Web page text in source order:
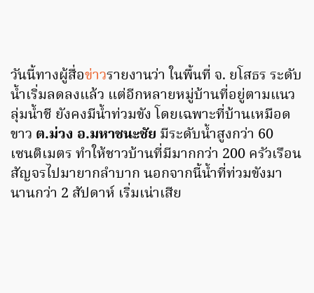
วันนี้ทางผู้สื่อข่าวรายงานว่า ในพื้นที่ จ. ยโสธร ระดับ
น้ำเริ่มลดลงแล้ว แต่อีกหลายหมู่บ้านที่อยู่ตามแนว
ลุ่มน้ำชี ยังคงมีน้ำท่วมขัง โดยเฉพาะที่บ้านเหมือด
ขาว ต.ม่วง อ.มหาชนะชัย มีระดับน้ำสูงกว่า 60
เซนติเมตร ทำให้ชาวบ้านที่มีมากกว่า 200 ครัวเรือน
สัญจรไปมายากลำบาก นอกจากนี้น้ำที่ท่วมขังมา
นานกว่า 2 สัปดาห์ เริ่มเน่าเสีย